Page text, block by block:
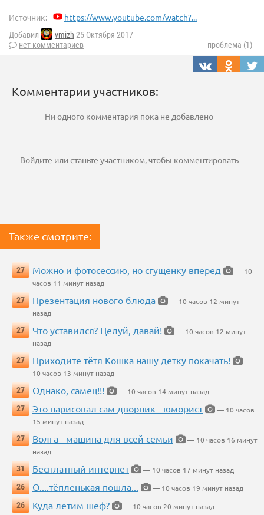
Источник: https://www.youtube.com/watch?...
Добавил vmizh 25 Октября 2017
нет комментариев
проблема (1)
Комментарии участников:
Ни одного комментария пока не добавлено
Войдите илистаньте участником, чтобы комментировать
Также смотрите:
27 Можно и фотосессию, но сгущенку вперед
— 10
часов 11 минут назад
27
Презентация нового блюда
— 10 часов 12 минут
назад
27
Что уставился? Целуй, давай!
— 10 часов 12 минут
назад
27
Приходите тётя Кошка нашу детку покачать!
—
10 часов 13 минут назад
27
Однако, самец!!!
— 10 часов 14 минут назад
27
Это нарисовал сам дворник - юморист
— 10 часов
15 минут назад
27
Волга - машина для всей семьи
— 10 часов 16 минут
назад
31
Бесплатный интернет
— 10 часов 17 минут назад
26
О....тёпленькая пошла...
— 10 часов 19 минут назад
26
Куда летим шеф? — 10 часов 20 минут назад